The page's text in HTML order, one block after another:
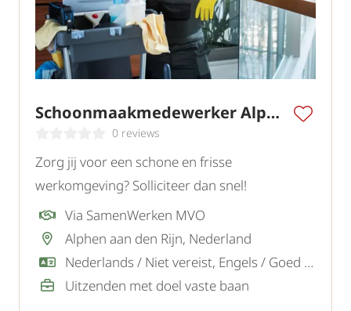
Schoonmaakmedewerker Alphen a/d Rijn
0 reviews
Zorg jij voor een schone en frisse
werkomgeving? Solliciteer dan snel!
Via SamenWerken MVO
Alphen aan den Rijn, Nederland
Nederlands / Niet vereist, Engels / Goed / Voldoende
Uitzenden met doel vaste baan